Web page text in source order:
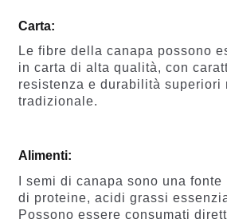
Carta:
Le fibre della canapa possono
in carta di alta qualità, con
resistenza e durabilità superiori
tradizionale.
Alimenti:
I semi di canapa sono una
di proteine, acidi grassi
Possono essere consumati